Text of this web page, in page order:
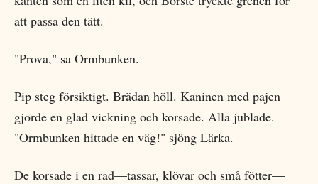
att passa den tätt.
"Prova," sa Ormbunken.
Pip steg försiktigt. Brädan höll. Kaninen med pajen
gjorde en glad vickning och korsade. Alla jublade.
"Ormbunken hittade en väg!" sjöng Lärka.
De korsade i en rad—tassar, klövar och små fötter—